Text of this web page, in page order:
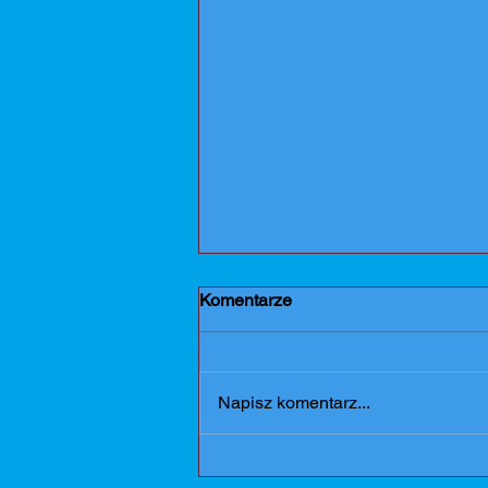
Dziękujemy
Komentarze
Napisz komentarz...